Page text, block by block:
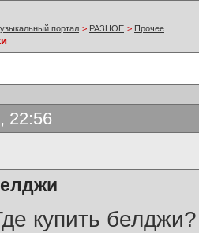
портал > РАЗНОЕ > Прочее
22:56
купить белджи?